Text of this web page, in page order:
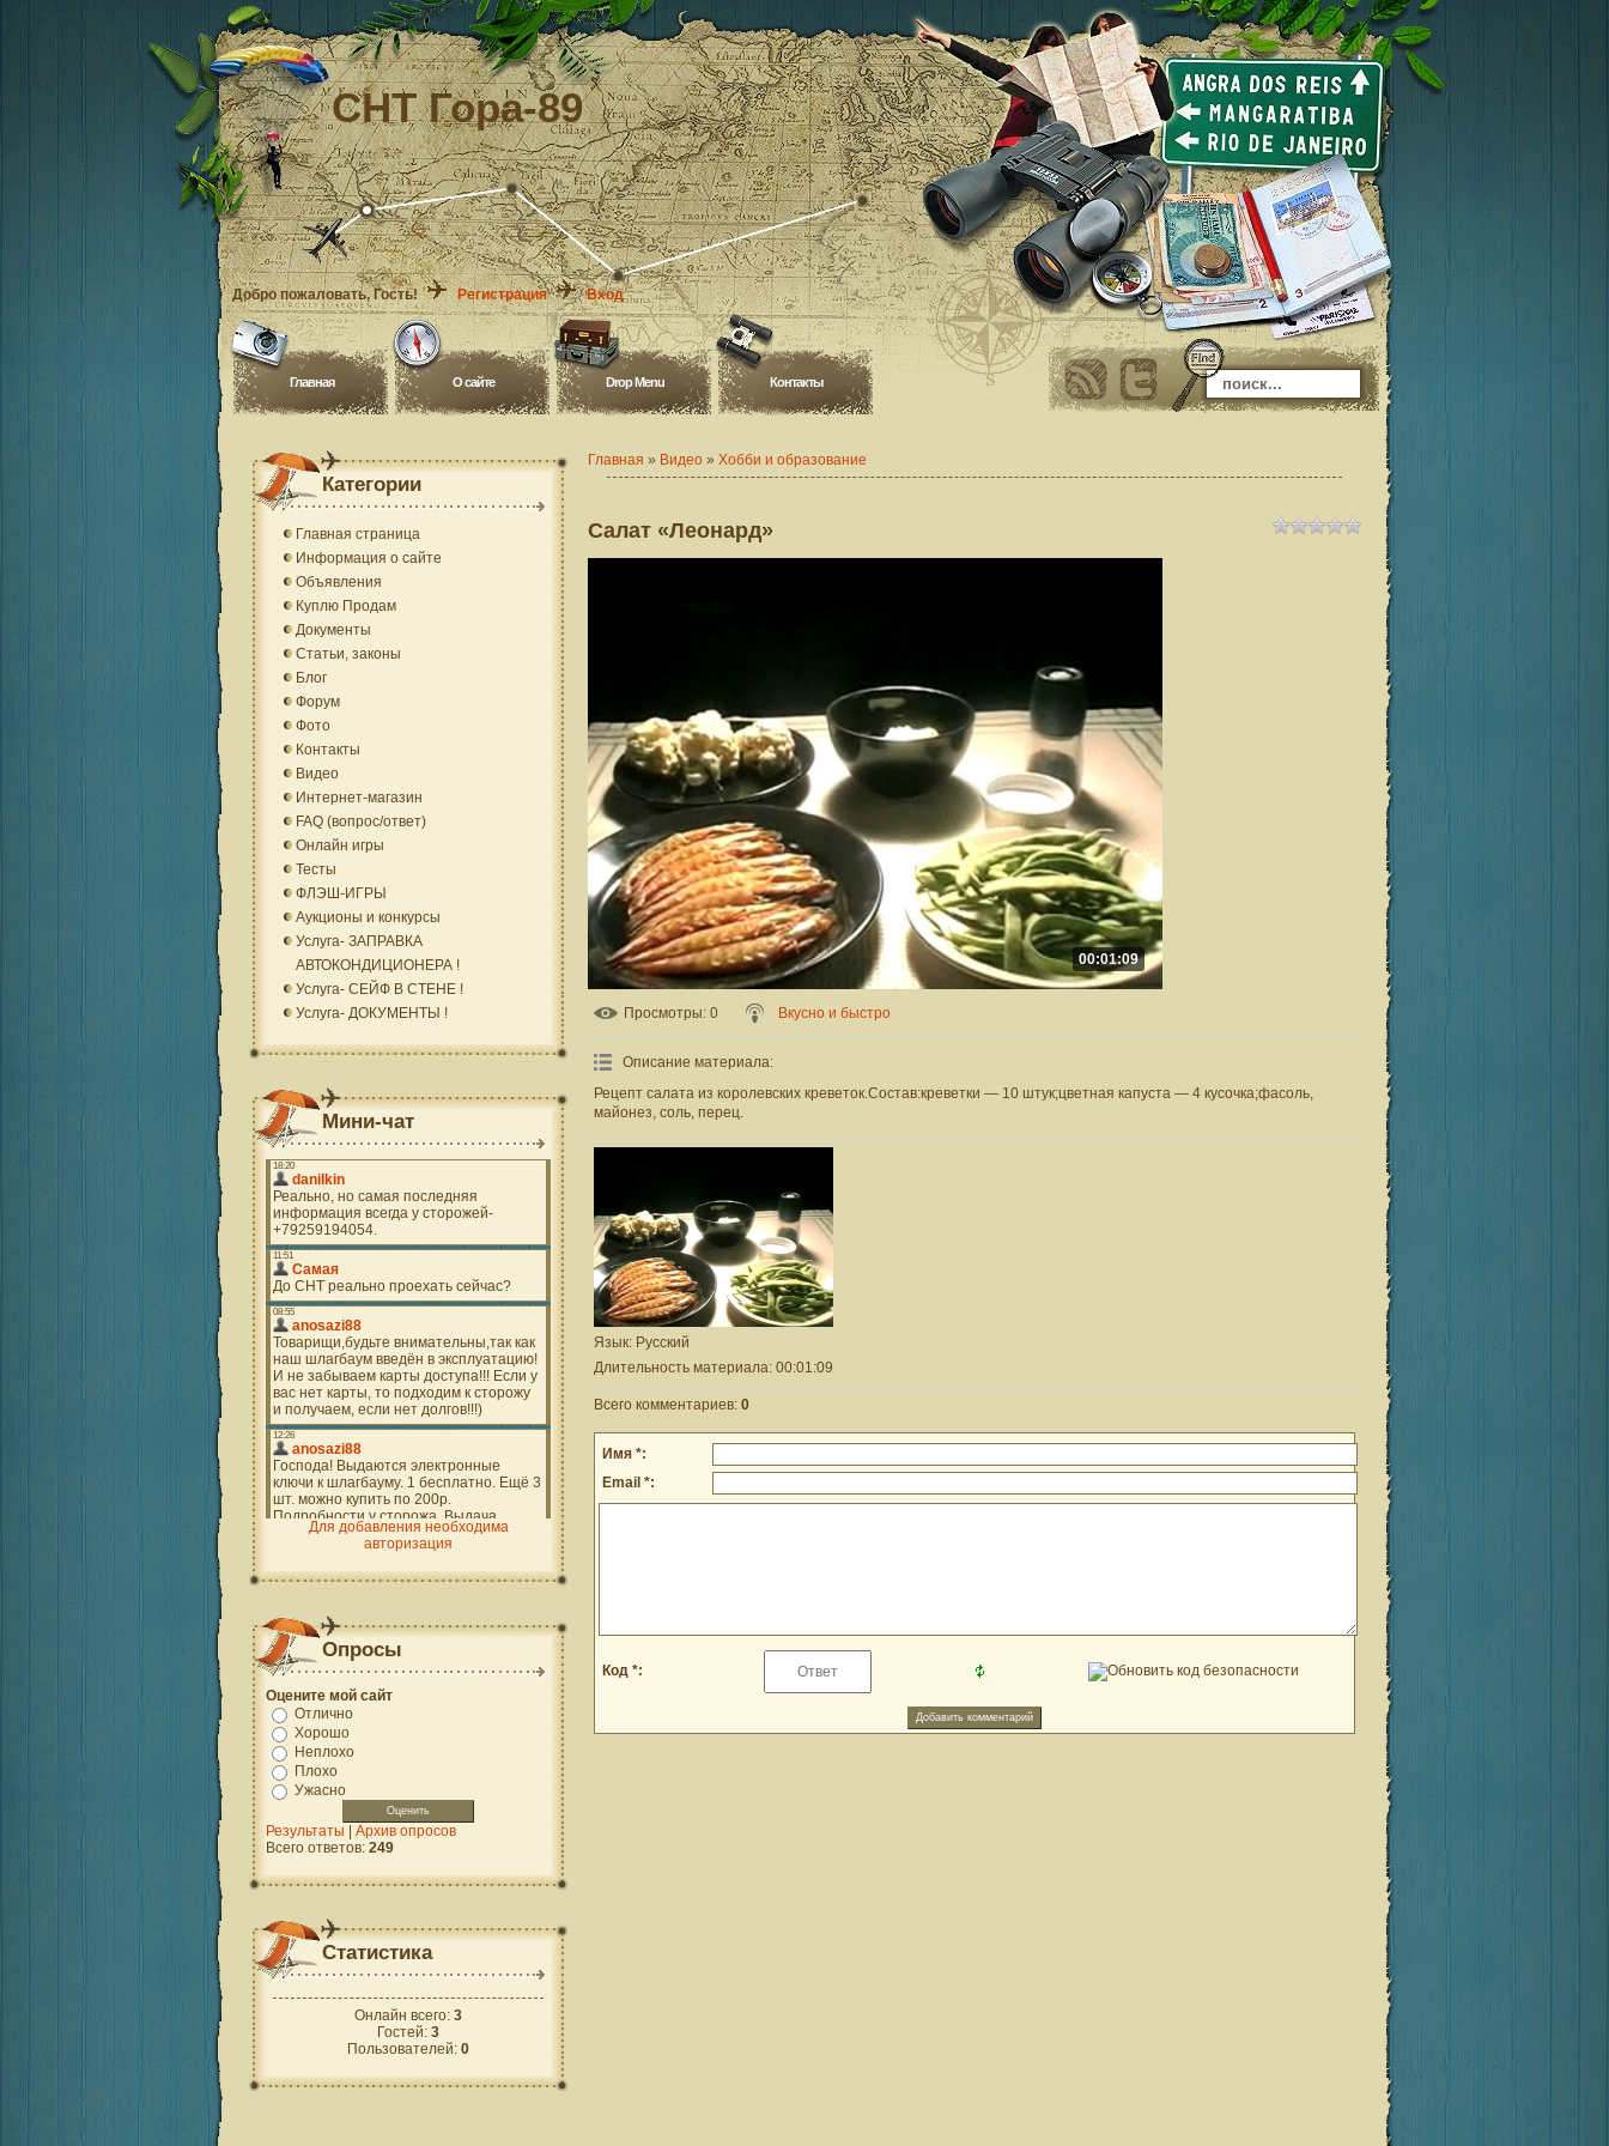
СНТ Гора-89
Добро пожаловать, Гость! Регистрация Вход
Главная O сайте Drop Menu Контакты
Главная » Видео » Хобби и образование
Салат «Леонард»
00:01:09
Просмотры: 0 Вкусно и быстро
Описание материала:
Рецепт салата из королевских креветок.Состав:креветки — 10 штук;цветная капуста — 4 кусочка;фасоль,
майонез, соль, перец.
Язык: Русский
Длительность материала: 00:01:09
Всего комментариев: 0
Имя *:
Email *:
Код *:
Категории
Главная страница
Информация о сайте
Объявления
Куплю Продам
Документы
Статьи, законы
Блог
Форум
Фото
Контакты
Видео
Интернет-магазин
FAQ (вопрос/ответ)
Онлайн игры
Тесты
ФЛЭШ-ИГРЫ
Аукционы и конкурсы
Услуга- ЗАПРАВКА
АВТОКОНДИЦИОНЕРА !
Услуга- СЕЙФ В СТЕНЕ !
Услуга- ДОКУМЕНТЫ !
Мини-чат
Для добавления необходима
авторизация
Опросы
Оцените мой сайт
Отлично
Хорошо
Неплохо
Плохо
Ужасно
Результаты | Архив опросов
Всего ответов: 249
Статистика
Онлайн всего: 3
Гостей: 3
Пользователей: 0